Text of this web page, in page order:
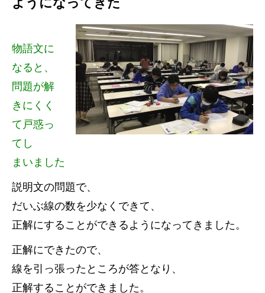
ようになってきた
物語文に
なると、
問題が解
きにくく
て戸惑っ
てし
まいました
説明文の問題で、
だいぶ線の数を少なくできて、
正解にすることができるようになってきました。
正解にできたので、
線を引っ張ったところが答となり、
正解することができました。